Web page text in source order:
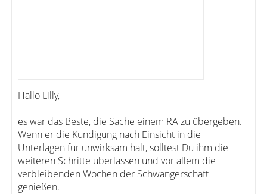
Hallo Lilly,
es war das Beste, die Sache einem RA zu übergeben.
Wenn er die Kündigung nach Einsicht in die
Unterlagen für unwirksam hält, solltest Du ihm die
weiteren Schritte überlassen und vor allem die
verbleibenden Wochen der Schwangerschaft
genießen.